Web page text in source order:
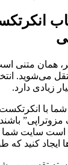
همان متنی
می‌شوید.
زیادی دارد.
شما با
مزوتراپی”
سایت شما را
ایجاد کنید که